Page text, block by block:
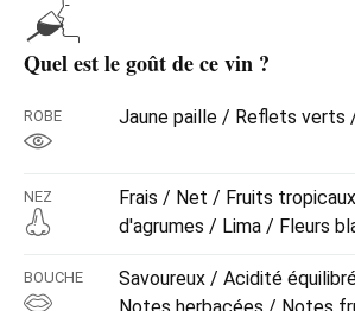
Quel est le goût de ce vin ?
ROBE Jaune paille / Reflets verts
NEZ
Frais / Net / Fruits
d'agrumes / Lima / Fleurs
BOUCHE
Savoureux / Acidité
Notes herbacées / Notes